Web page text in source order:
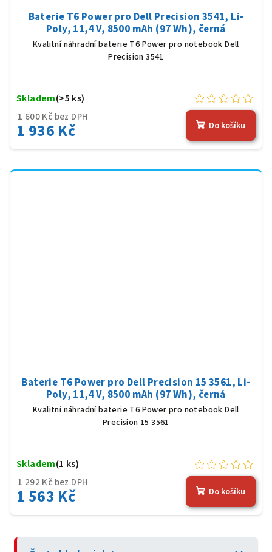
Baterie T6 Power pro Dell Precision 3541, Li-
Poly, 11,4 V, 8500 mAh (97 Wh), černá
Kvalitní náhradní baterie T6 Power pro notebook Dell
Precision 3541
1 600 Kč bez DPH
1 936 Kč
Skladem(>5 ks)
Do košíku
Baterie T6 Power pro Dell Precision 15 3561, Li-
Poly, 11,4 V, 8500 mAh (97 Wh), černá
Kvalitní náhradní baterie T6 Power pro notebook Dell
Precision 15 3561
1 292 Kč bez DPH
1 563 Kč
Skladem(1 ks)
Do košíku